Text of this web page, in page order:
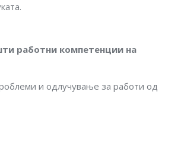
работни компетенции на
и одлучување за работи од